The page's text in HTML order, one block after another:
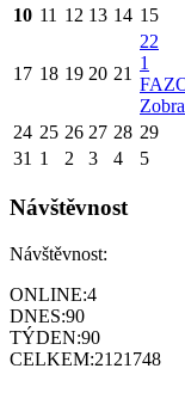
10 11 12 13 14 15
17 18 19 20 21
22
1
24 25 26 27 28 29
31 1 2 3 4 5
Návštěvnost
Návštěvnost:
ONLINE:4
DNES:90
TÝDEN:90
CELKEM:2121748